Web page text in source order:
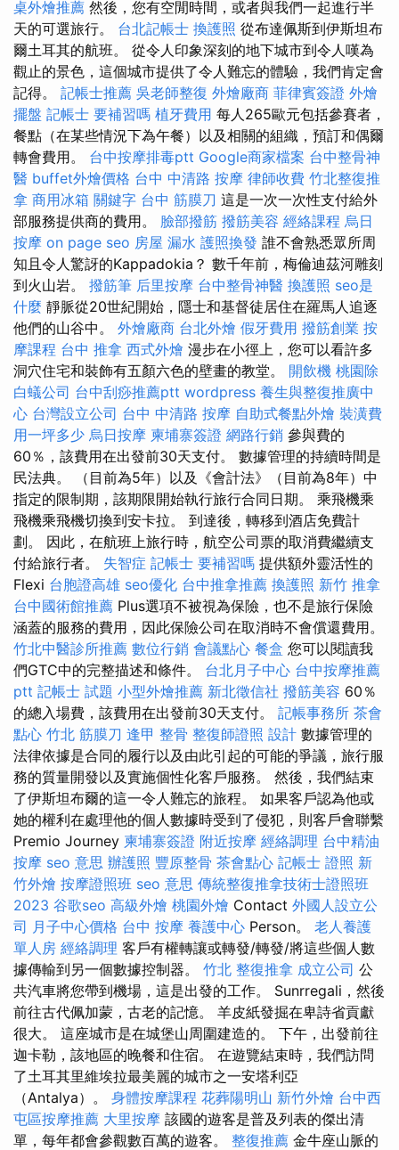
桌外燴推薦 然後，您有空閒時間，或者與我們一起進行半
天的可選旅行。 台北記帳士 換護照 從布達佩斯到伊斯坦布
爾土耳其的航班。 從令人印象深刻的地下城市到令人嘆為
觀止的景色，這個城市提供了令人難忘的體驗，我們肯定會
記得。 記帳士推薦 吳老師整復 外燴廠商 菲律賓簽證 外燴
擺盤 記帳士 要補習嗎 植牙費用 每人265歐元包括參賽者，
餐點（在某些情況下為午餐）以及相關的組織，預訂和偶爾
轉會費用。 台中按摩排毒ptt Google商家檔案 台中整骨神
醫 buffet外燴價格 台中 中清路 按摩 律師收費 竹北整復推
拿 商用冰箱 關鍵字 台中 筋膜刀 這是一次一次性支付給外
部服務提供商的費用。 臉部撥筋 撥筋美容 經絡課程 烏日
按摩 on page seo 房屋 漏水 護照換發 誰不會熟悉眾所周
知且令人驚訝的Kappadokia？ 數千年前，梅倫迪茲河雕刻
到火山岩。 撥筋筆 后里按摩 台中整骨神醫 換護照 seo是
什麼 靜脈從20世紀開始，隱士和基督徒居住在羅馬人追逐
他們的山谷中。 外燴廠商 台北外燴 假牙費用 撥筋創業 按
摩課程 台中 推拿 西式外燴 漫步在小徑上，您可以看許多
洞穴住宅和裝飾有五顏六色的壁畫的教堂。 開飲機 桃園除
白蟻公司 台中刮痧推薦ptt wordpress 養生與整復推廣中
心 台灣設立公司 台中 中清路 按摩 自助式餐點外燴 裝潢費
用一坪多少 烏日按摩 柬埔寨簽證 網路行銷 參與費的
60％，該費用在出發前30天支付。 數據管理的持續時間是
民法典。 （目前為5年）以及《會計法》（目前為8年）中
指定的限制期，該期限開始執行旅行合同日期。 乘飛機乘
飛機乘飛機切換到安卡拉。 到達後，轉移到酒店免費計
劃。 因此，在航班上旅行時，航空公司票的取消費繼續支
付給旅行者。 失智症 記帳士 要補習嗎 提供額外靈活性的
Flexi 台胞證高雄 seo優化 台中推拿推薦 換護照 新竹 推拿
台中國術館推薦 Plus選項不被視為保險，也不是旅行保險
涵蓋的服務的費用，因此保險公司在取消時不會償還費用。
竹北中醫診所推薦 數位行銷 會議點心 餐盒 您可以閱讀我
們GTC中的完整描述和條件。 台北月子中心 台中按摩推薦
ptt 記帳士 試題 小型外燴推薦 新北徵信社 撥筋美容 60％
的總入場費，該費用在出發前30天支付。 記帳事務所 茶會
點心 竹北 筋膜刀 逢甲 整骨 整復師證照 設計 數據管理的
法律依據是合同的履行以及由此引起的可能的爭議，旅行服
務的質量開發以及實施個性化客戶服務。 然後，我們結束
了伊斯坦布爾的這一令人難忘的旅程。 如果客戶認為他或
她的權利在處理他的個人數據時受到了侵犯，則客戶會聯繫
Premio Journey 柬埔寨簽證 附近按摩 經絡調理 台中精油
按摩 seo 意思 辦護照 豐原整骨 茶會點心 記帳士 證照 新
竹外燴 按摩證照班 seo 意思 傳統整復推拿技術士證照班
2023 谷歌seo 高級外燴 桃園外燴 Contact 外國人設立公
司 月子中心價格 台中 按摩 養護中心 Person。 老人養護
單人房 經絡調理 客戶有權轉讓或轉發/轉發/將這些個人數
據傳輸到另一個數據控制器。 竹北 整復推拿 成立公司 公
共汽車將您帶到機場，這是出發的工作。 Sunrregali，然後
前往古代佩加蒙，古老的記憶。 羊皮紙發掘在卑詩省貢獻
很大。 這座城市是在城堡山周圍建造的。 下午，出發前往
迦卡勒，該地區的晚餐和住宿。 在遊覽結束時，我們訪問
了土耳其里維埃拉最美麗的城市之一安塔利亞
（Antalya）。 身體按摩課程 花葬陽明山 新竹外燴 台中西
屯區按摩推薦 大里按摩 該國的遊客是普及列表的傑出清
單，每年都會參觀數百萬的遊客。 整復推薦 金牛座山脈的